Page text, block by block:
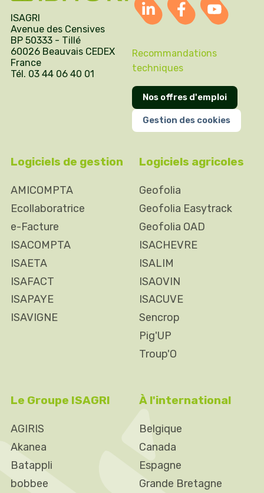
ISAGRI
Avenue des Censives
BP 50333 - Tillé
60026 Beauvais CEDEX
France
Tél. 03 44 06 40 01
Recommandations
techniques
Nos offres d'emploi
Gestion des cookies
Logiciels de gestion
AMICOMPTA
Ecollaboratrice
e-Facture
ISACOMPTA
ISAETA
ISAFACT
ISAPAYE
ISAVIGNE
Logiciels agricoles
Geofolia
Geofolia Easytrack
Geofolia OAD
ISACHEVRE
ISALIM
ISAOVIN
ISACUVE
Sencrop
Pig'UP
Troup'O
Le Groupe ISAGRI
AGIRIS
Akanea
Batappli
bobbee
À l'international
Belgique
Canada
Espagne
Grande Bretagne